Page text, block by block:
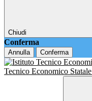
Chiudi
Conferma
Annulla Conferma
Tecnico Economico Statale